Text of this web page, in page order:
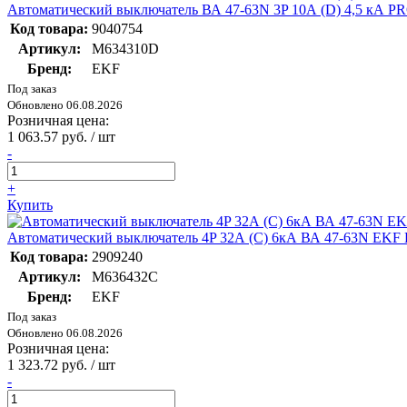
Автоматический выключатель ВА 47-63N 3P 10А (D) 4,5 кА
Код товара: 9040754
Артикул:
M634310D
Бренд:
EKF
Под заказ
Обновлено 06.08.2026
Розничная цена:
1 063.57 руб. / шт
-
+
Купить
Автоматический выключатель 4P 32А (C) 6кА ВА 47-63N EKF
Код товара: 2909240
Артикул:
M636432C
Бренд:
EKF
Под заказ
Обновлено 06.08.2026
Розничная цена:
1 323.72 руб. / шт
-